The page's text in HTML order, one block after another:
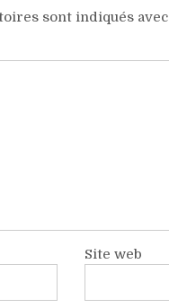
sont indiqués avec
Site web